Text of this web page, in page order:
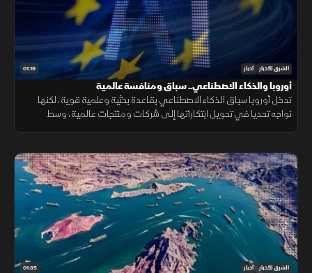
01:19 الشرق للأخبار أخبار
أوروبا والذكاء الاصطناعي.. سباق ومنافسة عالمية
تدخل أوروبا سباق الذكاء الاصطناعي بقاعدة بحثية وعلمية قوية، لكنها
تواجه تحديا في تحويل ابتكاراتها إلى شركات ومنتجات عالمية، وسط
01:35 الشرق للأخبار أخبار